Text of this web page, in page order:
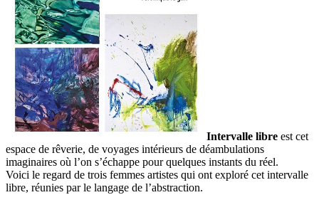
Intervalle libre est cet
espace de rêverie, de voyages intérieurs de déambulations
imaginaires où l’on s’échappe pour quelques instants du réel.
Voici le regard de trois femmes artistes qui ont exploré cet intervalle
libre, réunies par le langage de l’abstraction.